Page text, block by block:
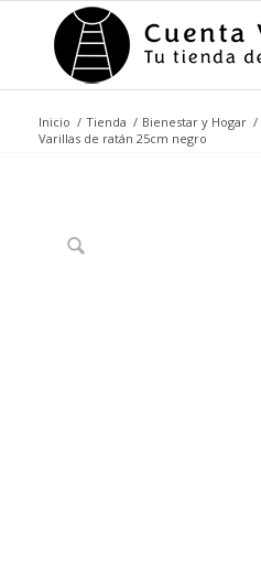
Inicio / Tienda / Bienestar y Hogar /
Varillas de ratán 25cm negro